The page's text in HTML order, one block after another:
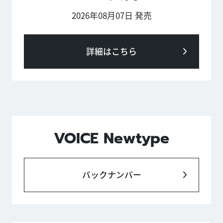
2026年08月07日 発売
詳細はこちら
VOICE Newtype
バックナンバー